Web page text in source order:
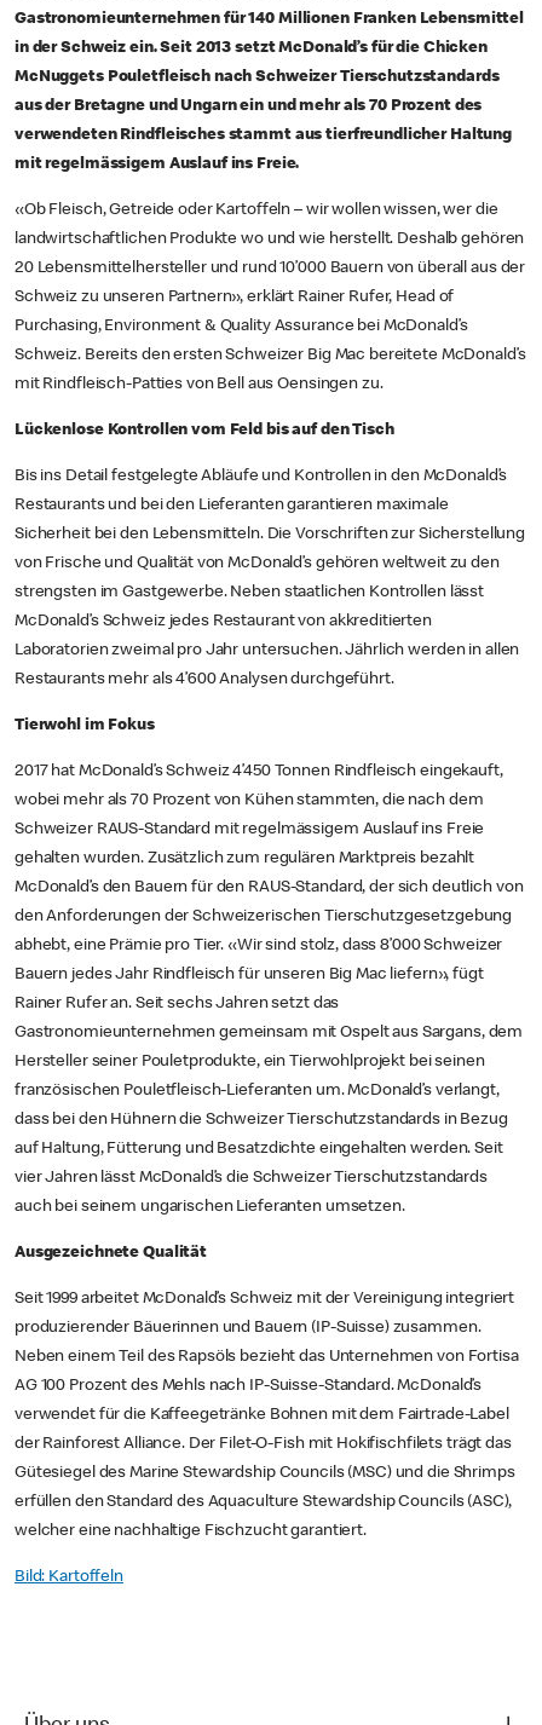
Gastronomieunternehmen für 140 Millionen Franken Lebensmittel
in der Schweiz ein. Seit 2013 setzt McDonald’s für die Chicken
McNuggets Pouletfleisch nach Schweizer Tierschutzstandards
aus der Bretagne und Ungarn ein und mehr als 70 Prozent des
verwendeten Rindfleisches stammt aus tierfreundlicher Haltung
mit regelmässigem Auslauf ins Freie.
«Ob Fleisch, Getreide oder Kartoffeln – wir wollen wissen, wer die
landwirtschaftlichen Produkte wo und wie herstellt. Deshalb gehören
20 Lebensmittelhersteller und rund 10’000 Bauern von überall aus der
Schweiz zu unseren Partnern», erklärt Rainer Rufer, Head of
Purchasing, Environment & Quality Assurance bei McDonald’s
Schweiz. Bereits den ersten Schweizer Big Mac bereitete McDonald’s
mit Rindfleisch-Patties von Bell aus Oensingen zu.
Lückenlose Kontrollen vom Feld bis auf den Tisch
Bis ins Detail festgelegte Abläufe und Kontrollen in den McDonald’s
Restaurants und bei den Lieferanten garantieren maximale
Sicherheit bei den Lebensmitteln. Die Vorschriften zur Sicherstellung
von Frische und Qualität von McDonald’s gehören weltweit zu den
strengsten im Gastgewerbe. Neben staatlichen Kontrollen lässt
McDonald’s Schweiz jedes Restaurant von akkreditierten
Laboratorien zweimal pro Jahr untersuchen. Jährlich werden in allen
Restaurants mehr als 4’600 Analysen durchgeführt.
Tierwohl im Fokus
2017 hat McDonald’s Schweiz 4’450 Tonnen Rindfleisch eingekauft,
wobei mehr als 70 Prozent von Kühen stammten, die nach dem
Schweizer RAUS-Standard mit regelmässigem Auslauf ins Freie
gehalten wurden. Zusätzlich zum regulären Marktpreis bezahlt
McDonald’s den Bauern für den RAUS-Standard, der sich deutlich von
den Anforderungen der Schweizerischen Tierschutzgesetzgebung
abhebt, eine Prämie pro Tier. «Wir sind stolz, dass 8’000 Schweizer
Bauern jedes Jahr Rindfleisch für unseren Big Mac liefern», fügt
Rainer Rufer an. Seit sechs Jahren setzt das
Gastronomieunternehmen gemeinsam mit Ospelt aus Sargans, dem
Hersteller seiner Pouletprodukte, ein Tierwohlprojekt bei seinen
französischen Pouletfleisch-Lieferanten um. McDonald’s verlangt,
dass bei den Hühnern die Schweizer Tierschutzstandards in Bezug
auf Haltung, Fütterung und Besatzdichte eingehalten werden. Seit
vier Jahren lässt McDonald’s die Schweizer Tierschutzstandards
auch bei seinem ungarischen Lieferanten umsetzen.
Ausgezeichnete Qualität
Seit 1999 arbeitet McDonald’s Schweiz mit der Vereinigung integriert
produzierender Bäuerinnen und Bauern (IP-Suisse) zusammen.
Neben einem Teil des Rapsöls bezieht das Unternehmen von Fortisa
AG 100 Prozent des Mehls nach IP-Suisse-Standard. McDonald’s
verwendet für die Kaffeegetränke Bohnen mit dem Fairtrade-Label
der Rainforest Alliance. Der Filet-O-Fish mit Hokifischfilets trägt das
Gütesiegel des Marine Stewardship Councils (MSC) und die Shrimps
erfüllen den Standard des Aquaculture Stewardship Councils (ASC),
welcher eine nachhaltige Fischzucht garantiert.
Bild: Kartoffeln